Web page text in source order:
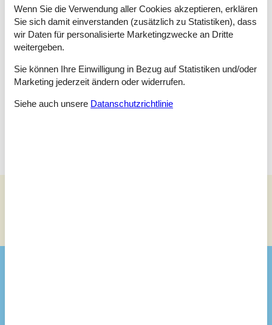
Besuch wert.
Raumaufteilung
Schlafzimmer
Schlafzimmer
Wenn Sie die Verwendung aller Cookies akzeptieren, erklären
Sie sich damit einverstanden (zusätzlich zu Statistiken), dass
wir Daten für personalisierte Marketingzwecke an Dritte
weitergeben.
Sie können Ihre Einwilligung in Bezug auf Statistiken und/oder
Marketing jederzeit ändern oder widerrufen.
Siehe auch unsere Datanschutzrichtlinie